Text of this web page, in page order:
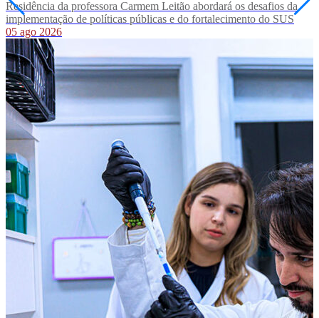
Residência da professora Carmem Leitão abordará os desafios da
implementação de políticas públicas e do fortalecimento do SUS
05 ago 2026